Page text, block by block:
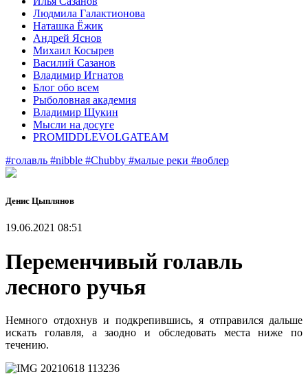
Людмила Галактионова
Наташка Ёжик
Андрей Яснов
Михаил Косырев
Василий Сазанов
Владимир Игнатов
Блог обо всем
Рыболовная академия
Владимир Щукин
Мысли на досуге
PROMIDDLEVOLGATEAM
#голавль #nibble #Chubby #малые реки #воблер
Денис Цыплянов
19.06.2021 08:51
Переменчивый голавль
лесного ручья
Немного отдохнув и подкрепившись, я отправился дальше
искать голавля, а заодно и обследовать места ниже по
течению.